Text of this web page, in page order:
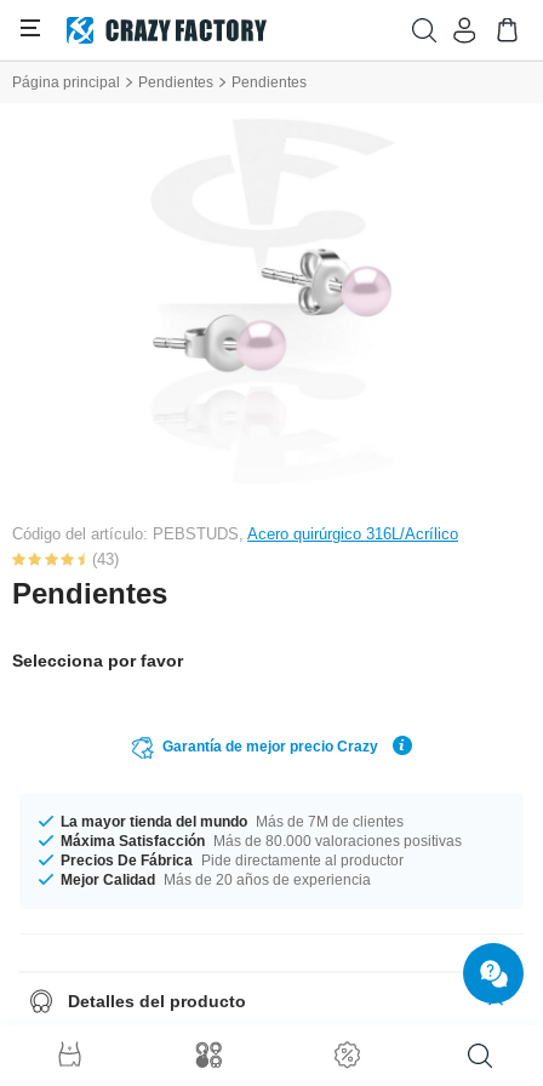
Página principal Pendientes Pendientes
Código del artículo: PEBSTUDS, Acero quirúrgico 316L/Acrílico
(43)
Pendientes
Selecciona por favor
Garantía de mejor precio Crazy
La mayor tienda del mundo Más de 7M de clientes
Máxima Satisfacción Más de 80.000 valoraciones positivas
Precios De Fábrica
Pide directamente al productor
Mejor Calidad Más de 20 años de experiencia
Detalles del producto